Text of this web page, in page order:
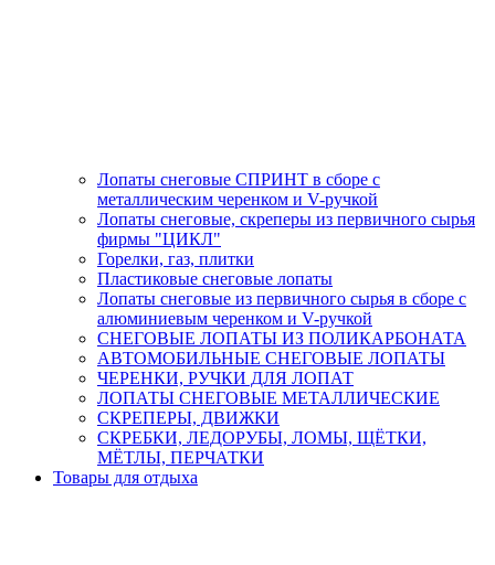
Лопаты снеговые СПРИНТ в сборе с
металлическим черенком и V-ручкой
Лопаты снеговые, скреперы из первичного сырья
фирмы "ЦИКЛ"
Горелки, газ, плитки
Пластиковые снеговые лопаты
Лопаты снеговые из первичного сырья в сборе с
алюминиевым черенком и V-ручкой
СНЕГОВЫЕ ЛОПАТЫ ИЗ ПОЛИКАРБОНАТА
АВТОМОБИЛЬНЫЕ СНЕГОВЫЕ ЛОПАТЫ
ЧЕРЕНКИ, РУЧКИ ДЛЯ ЛОПАТ
ЛОПАТЫ СНЕГОВЫЕ МЕТАЛЛИЧЕСКИЕ
СКРЕПЕРЫ, ДВИЖКИ
СКРЕБКИ, ЛЕДОРУБЫ, ЛОМЫ, ЩЁТКИ,
МЁТЛЫ, ПЕРЧАТКИ
Товары для отдыха